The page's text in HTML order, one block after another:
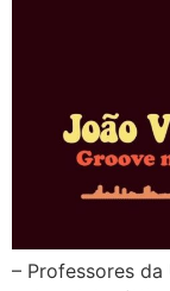
– Professores